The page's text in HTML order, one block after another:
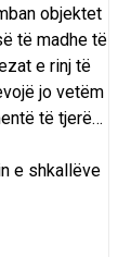
objektet
të madhe të
e rinj të
jo vetëm
të tjerë…
e shkallëve